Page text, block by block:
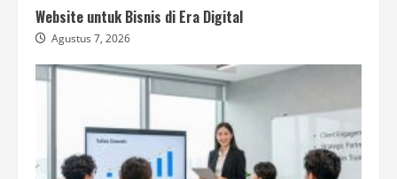
Website untuk Bisnis di Era Digital
Agustus 7, 2026